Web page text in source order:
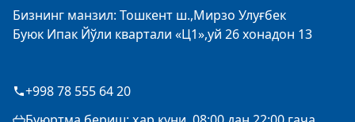
Бизнинг манзил: Тошкент ш.,Мирзо Улуғбек
Буюк Ипак Йўли квартали «Ц1»,уй 26 хонадон 13
+998 78 555 64 20